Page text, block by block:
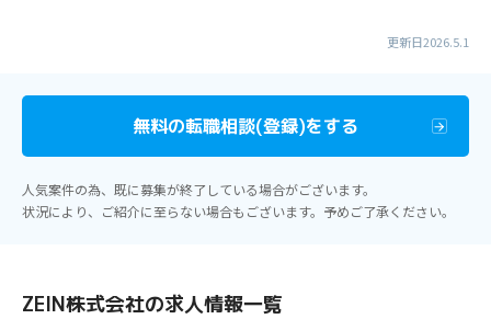
更新日2026.5.1
無料の転職相談(登録)をする
人気案件の為、既に募集が終了している場合がございます。
状況により、ご紹介に至らない場合もございます。予めご了承ください。
ZEIN株式会社の求人情報一覧